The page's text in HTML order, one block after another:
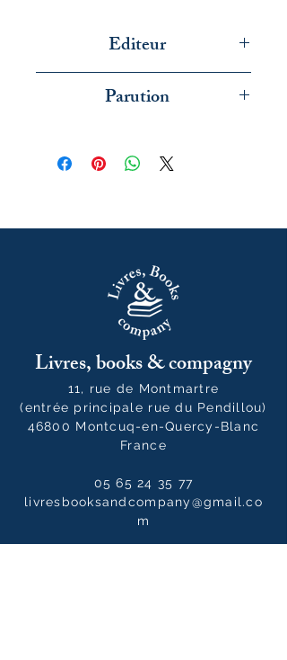
Editeur
Parution
Livres, books & compagny
11, rue de Montmartre
(entrée principale rue du Pendillou)
46800 Montcuq-en-Quercy-Blanc
France
05 65 24 35 77
livresbooksandcompany@gmail.co
m